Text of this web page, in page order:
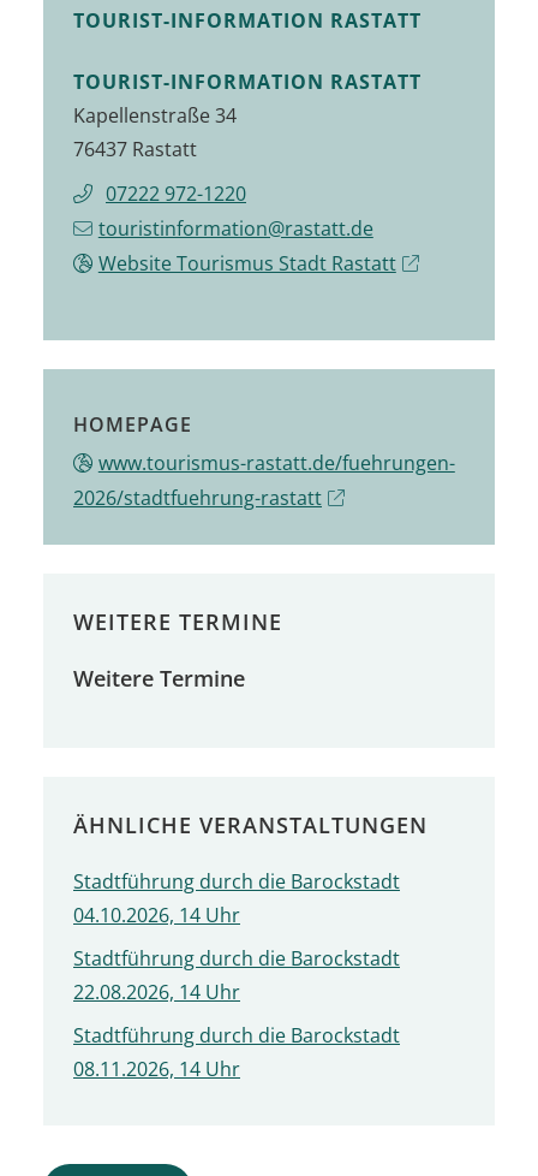
TOURIST-INFORMATION RASTATT
TOURIST-INFORMATION RASTATT
Kapellenstraße 34
76437 Rastatt
07222 972-1220
touristinformation@rastatt.de
Website Tourismus Stadt Rastatt
HOMEPAGE
www.tourismus-rastatt.de/fuehrungen-
2026/stadtfuehrung-rastatt
WEITERE TERMINE
Weitere Termine
ÄHNLICHE VERANSTALTUNGEN
Stadtführung durch die Barockstadt
04.10.2026, 14 Uhr
Stadtführung durch die Barockstadt
22.08.2026, 14 Uhr
Stadtführung durch die Barockstadt
08.11.2026, 14 Uhr